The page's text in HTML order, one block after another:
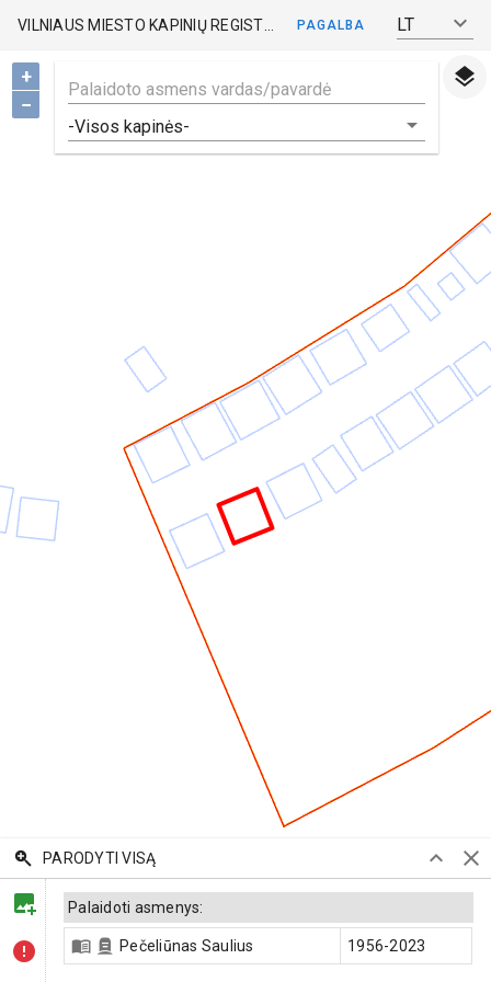
PAGALBA LT
+
−
-Visos kapinės-
PARODYTI VISĄ
Palaidoti asmenys:
Pečeliūnas Saulius 1956-2023